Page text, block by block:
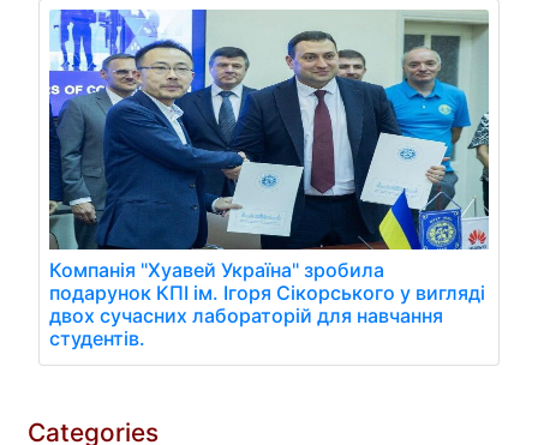
Компанія "Хуавей Україна" зробила
подарунок КПІ ім. Ігоря Сікорського у вигляді
двох сучасних лабораторій для навчання
студентів.
Categories